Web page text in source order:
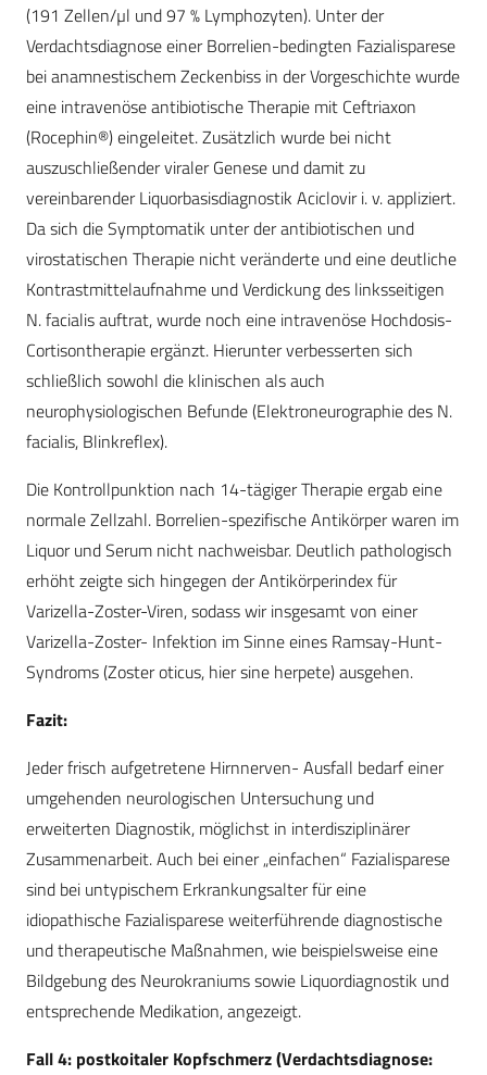
(191 Zellen/µl und 97 % Lymphozyten). Unter der
Verdachtsdiagnose einer Borrelien-bedingten Fazialisparese
bei anamnestischem Zeckenbiss in der Vorgeschichte wurde
eine intravenöse antibiotische Therapie mit Ceftriaxon
(Rocephin®) eingeleitet. Zusätzlich wurde bei nicht
auszuschließender viraler Genese und damit zu
vereinbarender Liquorbasisdiagnostik Aciclovir i. v. appliziert.
Da sich die Symptomatik unter der antibiotischen und
virostatischen Therapie nicht veränderte und eine deutliche
Kontrastmittelaufnahme und Verdickung des linksseitigen
N. facialis auftrat, wurde noch eine intravenöse Hochdosis-
Cortisontherapie ergänzt. Hierunter verbesserten sich
schließlich sowohl die klinischen als auch
neurophysiologischen Befunde (Elektroneurographie des N.
facialis, Blinkreflex).
Die Kontrollpunktion nach 14-tägiger Therapie ergab eine
normale Zellzahl. Borrelien-spezifische Antikörper waren im
Liquor und Serum nicht nachweisbar. Deutlich pathologisch
erhöht zeigte sich hingegen der Antikörperindex für
Varizella-Zoster-Viren, sodass wir insgesamt von einer
Varizella-Zoster- Infektion im Sinne eines Ramsay-Hunt-
Syndroms (Zoster oticus, hier sine herpete) ausgehen.
Fazit:
Jeder frisch aufgetretene Hirnnerven- Ausfall bedarf einer
umgehenden neurologischen Untersuchung und
erweiterten Diagnostik, möglichst in interdisziplinärer
Zusammenarbeit. Auch bei einer „einfachen“ Fazialisparese
sind bei untypischem Erkrankungsalter für eine
idiopathische Fazialisparese weiterführende diagnostische
und therapeutische Maßnahmen, wie beispielsweise eine
Bildgebung des Neurokraniums sowie Liquordiagnostik und
entsprechende Medikation, angezeigt.
Fall 4: postkoitaler Kopfschmerz (Verdachtsdiagnose: